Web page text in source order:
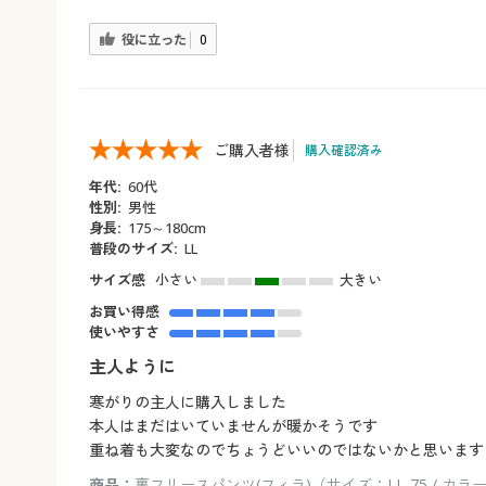
役に立った 0
ご購入者様 購入確認済み
年代: 60代
性別: 男性
身長: 175～180cm
普段のサイズ: LL
サイズ感 小さい
大きい
お買い得感
使いやすさ
主人ように
寒がりの主人に購入しました
本人はまだはいていませんが暖かそうです
重ね着も大変なのでちょうどいいのではないかと思います